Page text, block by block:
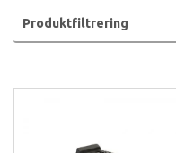
Produktfiltrering